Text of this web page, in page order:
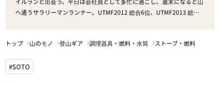
へ通うサラリーマンランナー。UTMF2012 総合6位、UTMF2013 総合8
トップ
山のモノ 登山ギア 調理器具・燃料・水筒 ストーブ・燃料
#SOTO